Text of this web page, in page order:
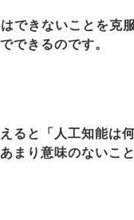
できないことを克
できるのです。
ると「人工知能は
まり意味のないこと